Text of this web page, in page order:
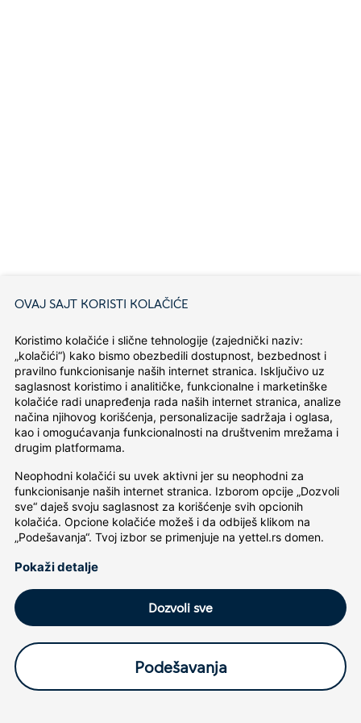
OVAJ SAJT KORISTI KOLAČIĆE
Koristimo kolačiće i slične tehnologije (zajednički naziv:
„kolačići“) kako bismo obezbedili dostupnost, bezbednost i
pravilno funkcionisanje naših internet stranica. Isključivo uz
saglasnost koristimo i analitičke, funkcionalne i marketinške
kolačiće radi unapređenja rada naših internet stranica, analize
načina njihovog korišćenja, personalizacije sadržaja i oglasa,
kao i omogućavanja funkcionalnosti na društvenim mrežama i
drugim platformama.
Neophodni kolačići su uvek aktivni jer su neophodni za
funkcionisanje naših internet stranica. Izborom opcije „Dozvoli
sve“ daješ svoju saglasnost za korišćenje svih opcionih
kolačića. Opcione kolačiće možeš i da odbiješ klikom na
„Podešavanja“. Tvoj izbor se primenjuje na yettel.rs domen.
Pokaži detalje
Dozvoli sve
Podešavanja